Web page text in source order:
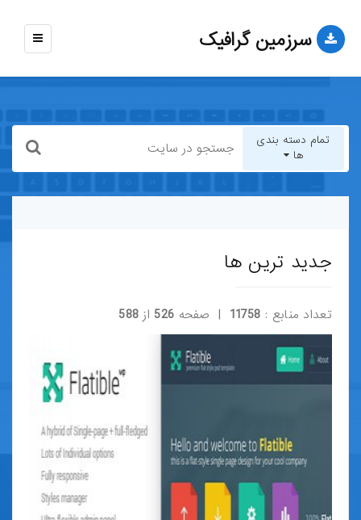
سرزمین گرافیک
نمایش
تمام دسته بندی
ها
تمام دسته بندی ها
قالب-وردپرس
قالب-HTML
قالب-جوملا
قالب-دروپال
جدید ترین ها
تعداد منابع : 11758 | صفحه 526 از 588